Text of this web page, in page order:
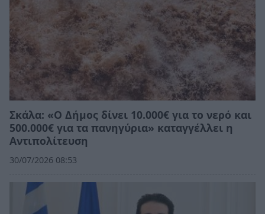
Σκάλα: «Ο Δήμος δίνει 10.000€ για το νερό και
500.000€ για τα πανηγύρια» καταγγέλλει η
Αντιπολίτευση
30/07/2026 08:53